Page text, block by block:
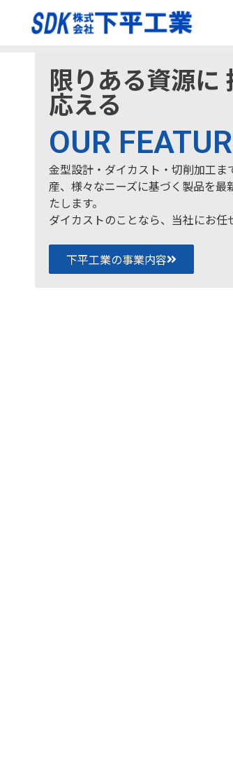
限りある資源に
応える
OUR
金型設計・ダイカスト・切削加工ま
産、様々なニーズに基づく製品を最
たします。
ダイカストのことなら、当社にお任
下平工業の事業内容